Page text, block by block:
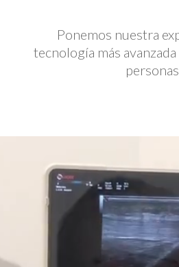
Ponemos nuestra
tecnología más